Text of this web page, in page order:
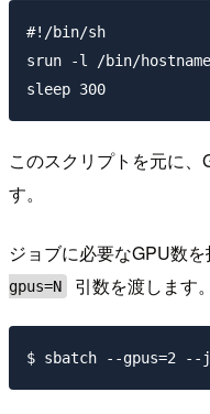
#!/bin/sh
srun -l /bin/hostname
このスクリプトを元に
す。
ジョブに必要なGPU数
gpus=N
引数を渡します。